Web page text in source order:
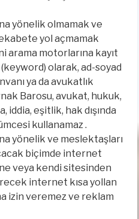
yönelik olmamak ve
yol açmamak
arama motorlarına kayıt
olarak, ad-soyad
ya da avukatlık
Barosu, avukat, hukuk,
iddia, eşitlik, hak dışında
kullanamaz .
yönelik ve meslektaşları
biçimde internet
veya kendi sitesinden
internet kısa yollan
izin veremez ve reklam